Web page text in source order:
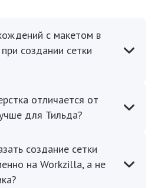
с макетом в
создании сетки
отличается от
для Тильда?
создание сетки
на Workzilla, а не